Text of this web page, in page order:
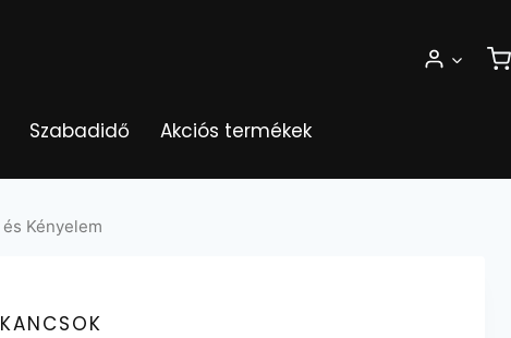
Szabadidő Akciós termékek
Kényelem